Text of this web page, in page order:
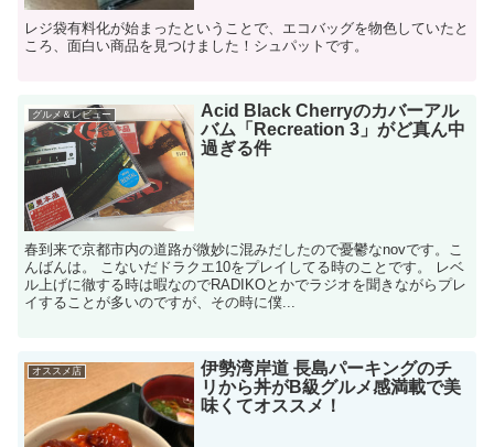
レジ袋有料化が始まったということで、エコバッグを物色していたと
ころ、面白い商品を見つけました！シュパットです。
グルメ＆レビュー
Acid Black Cherryのカバーアル
バム「Recreation 3」がど真ん中
過ぎる件
春到来で京都市内の道路が微妙に混みだしたので憂鬱なnovです。こ
んばんは。 こないだドラクエ10をプレイしてる時のことです。 レベ
ル上げに徹する時は暇なのでRADIKOとかでラジオを聞きながらプレ
イすることが多いのですが、その時に僕...
オススメ店
伊勢湾岸道 長島パーキングのチ
リから丼がB級グルメ感満載で美
味くてオススメ！